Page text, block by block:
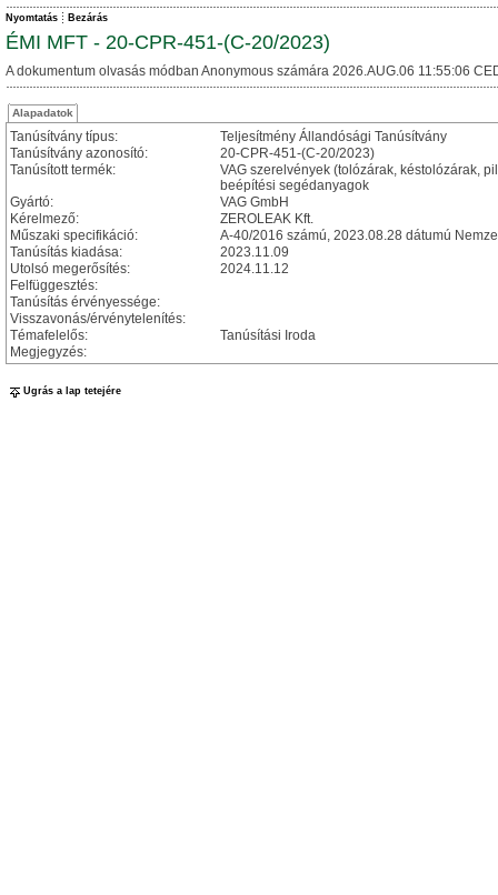
Nyomtatás Bezárás
ÉMI MFT - 20-CPR-451-(C-20/2023)
A dokumentum olvasás módban Anonymous számára 2026.AUG.06 11:55:06
Alapadatok
Tanúsítvány típus:
Teljesítmény Állandósági Tanúsítvány
Tanúsítvány azonosító:
20-CPR-451-(C-20/2023)
Tanúsított termék:
VAG szerelvények (tolózárak, késtolózárak,
beépítési segédanyagok
Gyártó:
VAG GmbH
Kérelmező:
ZEROLEAK Kft.
Műszaki specifikáció:
A-40/2016 számú, 2023.08.28 dátumú
Tanúsítás kiadása:
2023.11.09
Utolsó megerősítés:
2024.11.12
Felfüggesztés:
Tanúsítás érvényessége:
Visszavonás/érvénytelenítés:
Témafelelős:
Tanúsítási Iroda
Megjegyzés:
Ugrás a lap tetejére